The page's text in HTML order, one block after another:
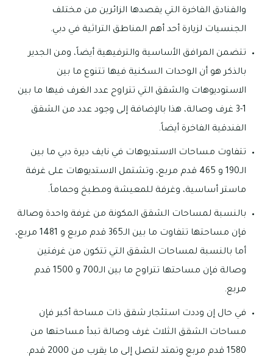
والفنادق الفاخرة التي يقصدها الزائرين من مختلف
الجنسيات لزيارة أحد أهم المناطق التراثية في دبي.
تتضمن المرافق الأساسية والترفيهية أيضاً، ومن الجدير
بالذكر هو أن الوحدات السكنية فيها تتنوع ما بين
الاستوديوهات والشقق التي تتراوح عدد الغرف فيها ما بين
1-3 غرف وصالة، هذا بالإضافة إلى وجود عدد من الشقق
الفندقية الفاخرة أيضاً.
تتفاوت مساحات الاستديوهات في نايف ديرة دبي ما بين
الـ190 و 465 قدم مربع، وتشتمل الاستديوهات على غرفة
ماستر أساسية، وغرفة للمعيشة ومطبخ وحماماً.
بالنسبة لمساحات الشقق المكونة من غرفة واحدة وصالة
فإن مساحتها تتفاوت ما بين الـ365 قدم مربع و 1481 مربع،
أما بالنسبة لمساحات الشقق التي تتكون من غرفتين
وصالة فإن مساحتها تتراوح ما بين الـ700 و 1500 قدم
مربع.
في حال إن وددت استئجار شقق ذات مساحة أكبر فإن
مساحات الشقق الثلاث غرف وصالة تبدأ مساحتها من
1580 قدم مربع وتمتد لتصل إلى ما يقرب من 2000 قدم.